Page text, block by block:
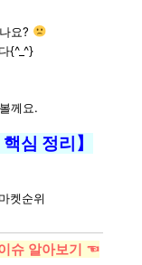
요?
{^_^}
께요.
심 정리】
순위
슈 알아보기 ☜